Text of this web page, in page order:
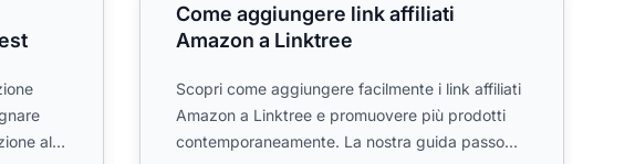
al
Come aggiungere link affiliati
Amazon a Linktree
Scopri come aggiungere facilmente i link affiliati
Amazon a Linktree e promuovere più prodotti
contemporaneamente. La nostra guida passo